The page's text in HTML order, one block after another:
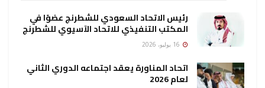
رئيس الاتحاد السعودي للشطرنج عضوًا في
المكتب التنفيذي للاتحاد الآسيوي للشطرنج
اتحاد المناورة يعقد اجتماعه الدوري الثاني
لعام 2026